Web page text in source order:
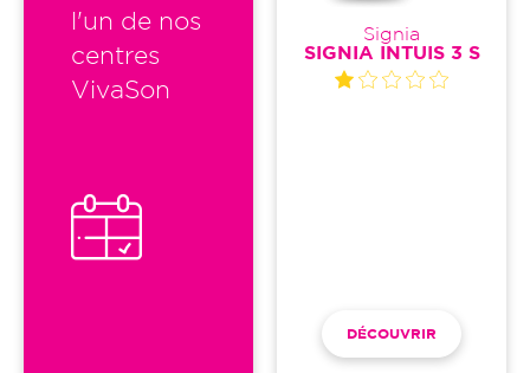
l'un de nos
centres
VivaSon
Signia
SIGNIA INTUIS 3 S
DÉCOUVRIR